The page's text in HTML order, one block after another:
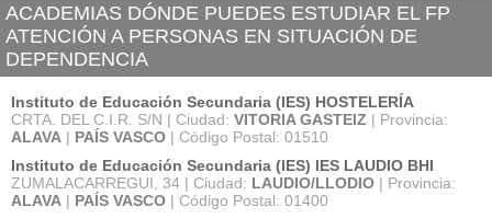
ACADEMIAS DÓNDE PUEDES ESTUDIAR EL FP
ATENCIÓN A PERSONAS EN SITUACIÓN DE
DEPENDENCIA
Instituto de Educación Secundaria (IES) HOSTELERÍA
CRTA. DEL C.I.R. S/N | Ciudad: VITORIA GASTEIZ | Provincia:
ALAVA | PAÍS VASCO | Código Postal: 01510
Instituto de Educación Secundaria (IES) IES LAUDIO BHI
ZUMALACARREGUI, 34 | Ciudad: LAUDIO/LLODIO | Provincia:
ALAVA | PAÍS VASCO | Código Postal: 01400